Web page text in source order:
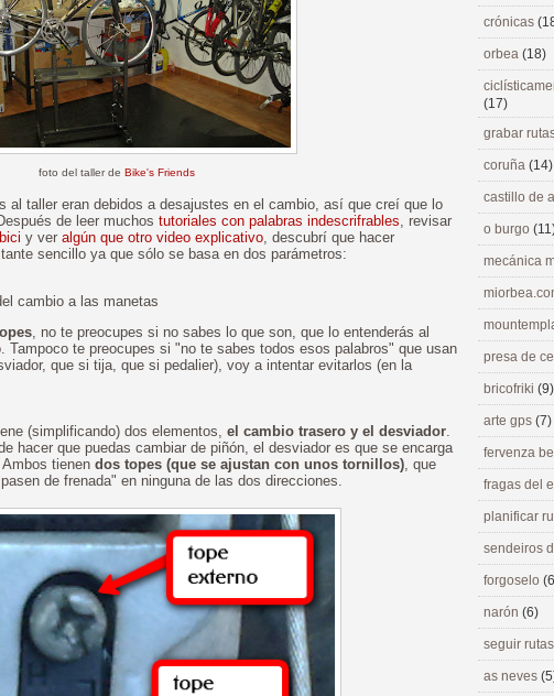
foto del taller de Bike's Friends
al taller eran debidos a desajustes en el cambio, así que creí que lo
de leer muchos tutoriales con palabras indescrifrables, revisar
y ver algún que otro video explicativo, descubrí que hacer
sencillo ya que sólo se basa en dos parámetros:
cambio a las manetas
, no te preocupes si no sabes lo que son, que lo entenderás al
Tampoco te preocupes si "no te sabes todos esos palabros" que usan
que si tija, que si pedalier), voy a intentar evitarlos (en la
(simplificando) dos elementos, el cambio trasero y el desviador.
hacer que puedas cambiar de piñón, el desviador es que se encarga
tienen dos topes (que se ajustan con unos tornillos), que
de frenada" en ninguna de las dos direcciones.
crónicas
orbea (18)
(17)
grabar
coruña (14)
castillo de
o burgo
mecánica
presa de
bricofriki (9)
arte gps (7)
fervenza
fragas del
planificar
sendeiros
forgoselo
narón (6)
seguir
as neves